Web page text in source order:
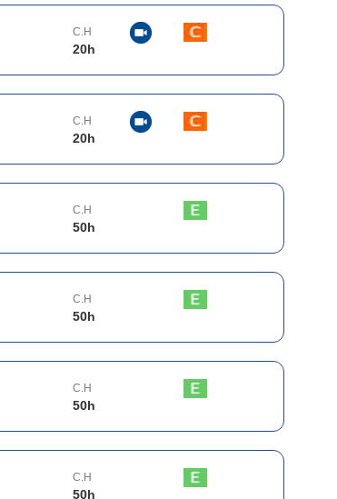
C.H
20h
C.H
20h
C.H
50h
C.H
50h
C.H
50h
C.H
50h